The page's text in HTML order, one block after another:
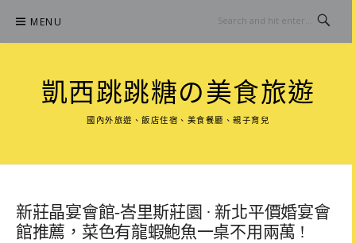
content
MENU
凱西跳跳糖の美食旅遊
國內外旅遊、飯店住宿、美食餐廳、親子育兒
新莊晶宴會館-峇里斯莊園 · 新北平價婚宴會
館推薦，菜色有龍蝦鮑魚一桌不用兩萬 !